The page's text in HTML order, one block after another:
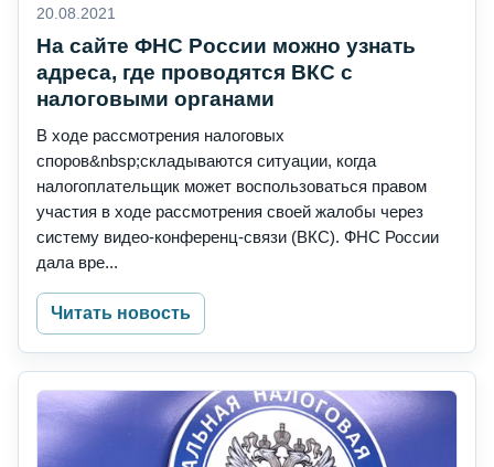
20.08.2021
На сайте ФНС России можно узнать
адреса, где проводятся ВКС с
налоговыми органами
В ходе рассмотрения налоговых
споров&nbsp;складываются ситуации, когда
налогоплательщик может воспользоваться правом
участия в ходе рассмотрения своей жалобы через
систему видео-конференц-связи (ВКС). ФНС России
дала вре...
Читать новость